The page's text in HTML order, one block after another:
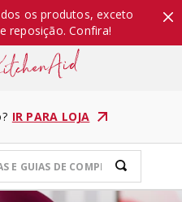
os produtos, exceto
reposição. Confira!
IR PARA LOJA